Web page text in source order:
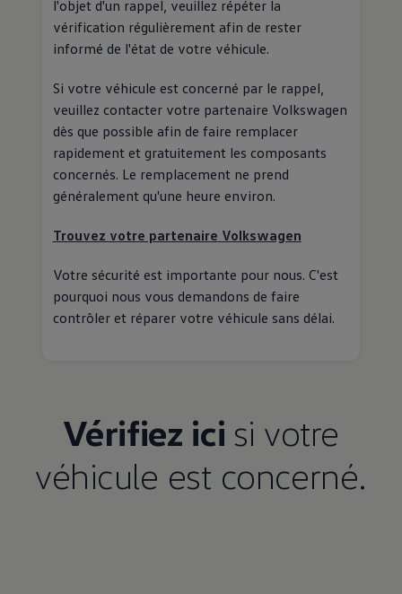
l'objet d'un rappel, veuillez répéter la
vérification régulièrement afin de rester
informé de l'état de votre véhicule.
Si votre véhicule est concerné par le rappel,
veuillez contacter votre partenaire Volkswagen
dès que possible afin de faire remplacer
rapidement et gratuitement les composants
concernés. Le remplacement ne prend
généralement qu'une heure environ.
Trouvez votre partenaire Volkswagen
Votre sécurité est importante pour nous. C'est
pourquoi nous vous demandons de faire
contrôler et réparer votre véhicule sans délai.
Vérifiez ici si votre
véhicule est concerné.